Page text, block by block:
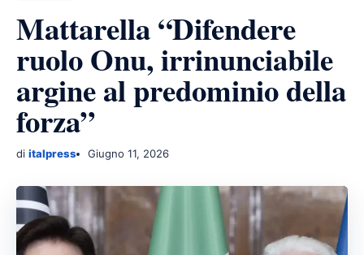
Mattarella “Difendere
ruolo Onu, irrinunciabile
argine al predominio della
forza”
di italpress Giugno 11, 2026